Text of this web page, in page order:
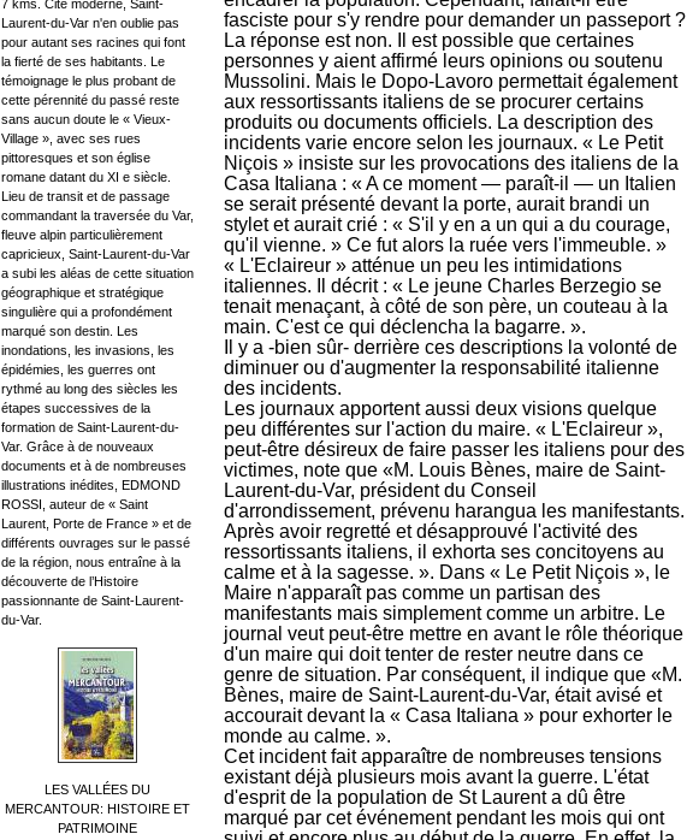
7 kms. Cité moderne, Saint-
Laurent-du-Var n'en oublie pas
pour autant ses racines qui font
la fierté de ses habitants. Le
témoignage le plus probant de
cette pérennité du passé reste
sans aucun doute le « Vieux-
Village », avec ses rues
pittoresques et son église
romane datant du XI e siècle.
Lieu de transit et de passage
commandant la traversée du Var,
fleuve alpin particulièrement
capricieux, Saint-Laurent-du-Var
a subi les aléas de cette situation
géographique et stratégique
singulière qui a profondément
marqué son destin. Les
inondations, les invasions, les
épidémies, les guerres ont
rythmé au long des siècles les
étapes successives de la
formation de Saint-Laurent-du-
Var. Grâce à de nouveaux
documents et à de nombreuses
illustrations inédites, EDMOND
ROSSI, auteur de « Saint
Laurent, Porte de France » et de
différents ouvrages sur le passé
de la région, nous entraîne à la
découverte de l’Histoire
passionnante de Saint-Laurent-
du-Var.
LES VALLÉES DU
MERCANTOUR: HISTOIRE ET
PATRIMOINE
fasciste pour s'y rendre pour demander un passeport ?
La réponse est non. Il est possible que certaines
personnes y aient affirmé leurs opinions ou soutenu
Mussolini. Mais le Dopo-Lavoro permettait également
aux ressortissants italiens de se procurer certains
produits ou documents officiels. La description des
incidents varie encore selon les journaux. « Le Petit
Niçois » insiste sur les provocations des italiens de la
Casa Italiana : « A ce moment — paraît-il — un Italien
se serait présenté devant la porte, aurait brandi un
stylet et aurait crié : « S'il y en a un qui a du courage,
qu'il vienne. » Ce fut alors la ruée vers l'immeuble. »
« L'Eclaireur » atténue un peu les intimidations
italiennes. Il décrit : « Le jeune Charles Berzegio se
tenait menaçant, à côté de son père, un couteau à la
main. C'est ce qui déclencha la bagarre. ».
Il y a -bien sûr- derrière ces descriptions la volonté de
diminuer ou d'augmenter la responsabilité italienne
des incidents.
Les journaux apportent aussi deux visions quelque
peu différentes sur l'action du maire. « L'Eclaireur »,
peut-être désireux de faire passer les italiens pour des
victimes, note que «M. Louis Bènes, maire de Saint-
Laurent-du-Var, président du Conseil
d'arrondissement, prévenu harangua les manifestants.
Après avoir regretté et désapprouvé l'activité des
ressortissants italiens, il exhorta ses concitoyens au
calme et à la sagesse. ». Dans « Le Petit Niçois », le
Maire n'apparaît pas comme un partisan des
manifestants mais simplement comme un arbitre. Le
journal veut peut-être mettre en avant le rôle théorique
d'un maire qui doit tenter de rester neutre dans ce
genre de situation. Par conséquent, il indique que «M.
Bènes, maire de Saint-Laurent-du-Var, était avisé et
accourait devant la « Casa Italiana » pour exhorter le
monde au calme. ».
Cet incident fait apparaître de nombreuses tensions
existant déjà plusieurs mois avant la guerre. L'état
d'esprit de la population de St Laurent a dû être
marqué par cet événement pendant les mois qui ont